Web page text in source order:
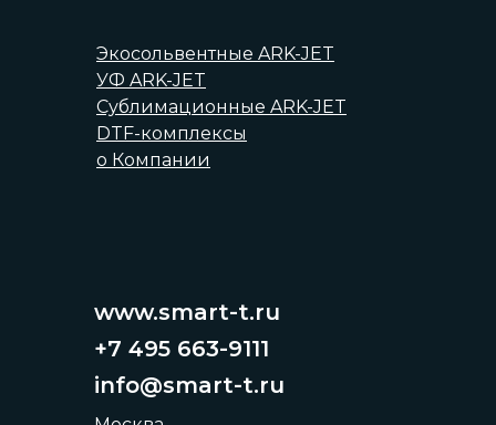
www.smart-t.ru
+7 495 663-9111
info@smart-t.ru
Экосольвентные ARK-JET
УФ ARK-JET
Сублимационные ARK-JET
DTF-комплексы
о Компании